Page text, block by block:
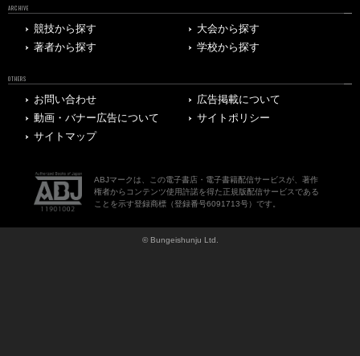
ARCHIVE
競技から探す
大会から探す
著者から探す
学校から探す
OTHERS
お問い合わせ
広告掲載について
動画・バナー広告について
サイトポリシー
サイトマップ
ABJマークは、この電子書店・電子書籍配信サービスが、著作
権者からコンテンツ使用許諾を得た正規版配信サービスである
ことを示す登録商標（登録番号6091713号）です。
© Bungeishunju Ltd.